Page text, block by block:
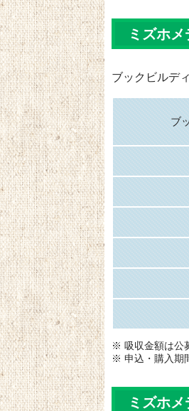
ミズホ
ブックビルデ
ブ
※ 吸収金額は公
※ 申込・購入期
ミズホ